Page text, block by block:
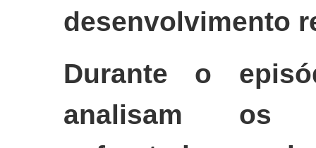
desenvolvimento
Durante o
analisam os